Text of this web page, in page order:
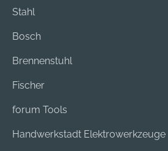
Stahl
Bosch
Brennenstuhl
Fischer
forum Tools
Handwerkstadt Elektrowerkzeuge